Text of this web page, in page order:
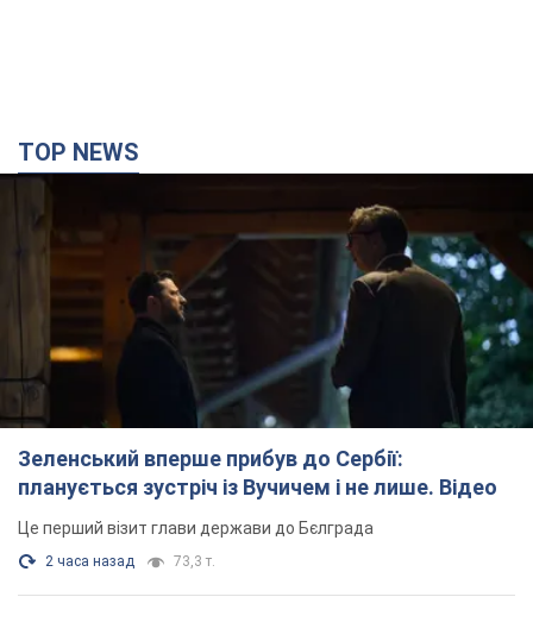
TOP NEWS
Зеленський вперше прибув до Сербії:
планується зустріч із Вучичем і не лише. Відео
Це перший візит глави держави до Бєлграда
2 часа назад 73,3 т.